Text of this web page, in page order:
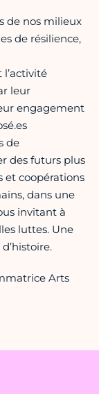
de nos milieux
de résilience,
leur
engagement
de
des futurs plus
et coopérations
dans une
invitant à
luttes. Une
Arts